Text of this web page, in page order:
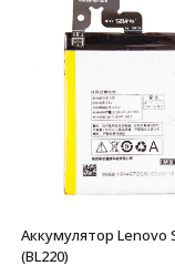
Аккумулятор Lenovo
(BL220)